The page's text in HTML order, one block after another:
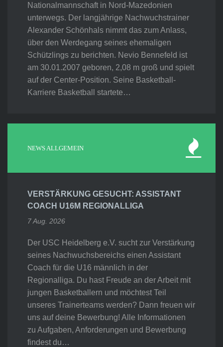
Nationalmannschaft in Nord-Mazedonien
unterwegs. Der langjährige Nachwuchstrainer
Alexander Schönhals nimmt das zum Anlass,
über den Werdegang seines ehemaligen
Schützlings zu berichten. Nevio Bennefeld ist
am 30.01.2007 geboren, 2,08 m groß und spielt
auf der Center-Position. Seine Basketball-
Karriere Basketball startete…
NEWS ALLGEMEIN
VERSTÄRKUNG GESUCHT: ASSISTANT
COACH U16M REGIONALLIGA
7 Aug. 2026
Der USC Heidelberg e.V. sucht zur Verstärkung
seines Nachwuchsbereichs einen Assistant
Coach für die U16 männlich in der
Regionalliga. Du hast Freude an der Arbeit mit
jungen Basketballern und möchtest Teil
unseres Trainerteams werden? Dann freuen wir
uns auf deine Bewerbung! Alle Informationen
zu Aufgaben, Anforderungen und Bewerbung
findest du…